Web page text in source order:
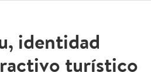
identidad
turístico